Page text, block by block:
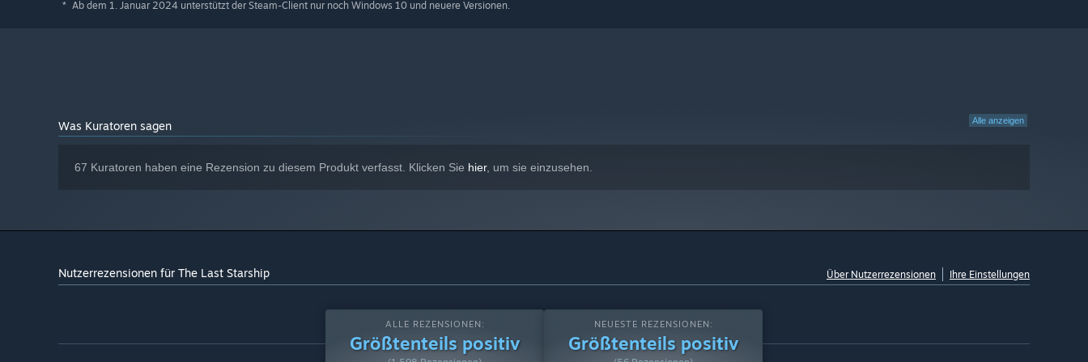
nahegelegene Raumkolonie, um Ausrüstung und Vorräte zu sammeln. Starte mit einem Reaktor, um deine Triebwerke
du dir vorstellen kannst, kannst du entwerfen, teilen und anderen ermöglichen, epische Abenteuer und Schlachten mit
* Ab dem 1. Januar 2024 unterstützt der Steam-Client nur noch Windows 10 und neuere Versionen.
Alle anzeigen
Was Kuratoren sagen
67 Kuratoren haben eine Rezension zu diesem Produkt verfasst. Klicken Sie hier, um sie einzusehen.
Nutzerrezensionen für The Last Starship Über Nutzerrezensionen Ihre Einstellungen
ALLE REZENSIONEN:
Größtenteils positiv
NEUESTE REZENSIONEN:
Größtenteils positiv